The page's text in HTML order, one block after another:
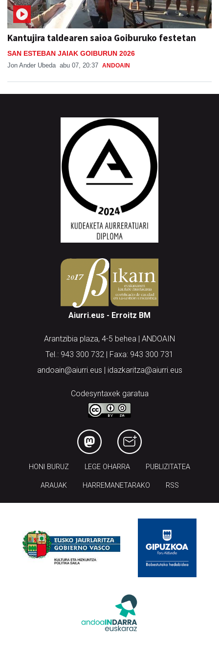
Kantujira taldearen saioa Goiburuko festetan
SAN ESTEBAN JAIAK GOIBURUN 2026
Jon Ander Ubeda
Aiurri.eus - Erroitz BM
Arantzibia plaza, 4-5 behea | ANDOAIN
Tel.: 943 300 732 | Faxa: 943 300 731
andoain@aiurri.eus | idazkaritza@aiurri.eus
Codesyntaxek garatua
LEGE OHARRA
ARAUAK HARREMANETARAKO RSS